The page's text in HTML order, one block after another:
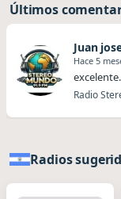
Últimos
Juan
Hace 5
excelente.
Radio
Radios